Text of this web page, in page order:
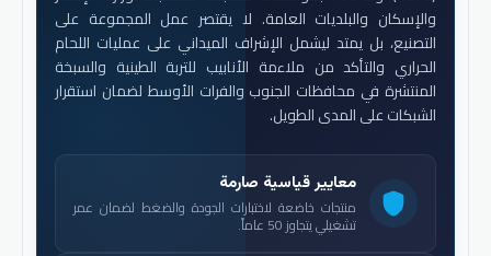
والإسكان والبلديات العامة. لا يقتصر عمل المجموعة على
التصنيع، بل يمتد ليشمل الإشراف الميداني على عمليات اللحام
الحراري والتأكد من ملاءمة الأنابيب للتربة الطينية والسبخة
المنتشرة في محافظات الجنوب والفرات الأوسط لضمان استقرار
الشبكات على المدى الطويل.
shield
معايير قياسية صارمة
منتجات خاضعة لاختبارات الجودة والضغط لضمان عمر
تشغيلي يتجاوز 50 عاماً.